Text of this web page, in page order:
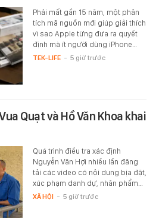
Phải mất gần 15 năm, một phân
tích mã nguồn mới giúp giải thích
vì sao Apple từng đưa ra quyết
định mà ít người dùng iPhone…
TEK-LIFE - 5 giờ trước
Quạt và Hồ Văn Khoa khai
Quá trình điều tra xác định
Nguyễn Văn Hợi nhiều lần đăng
tải các video có nội dung bịa đặt,
xúc phạm danh dự, nhân phẩm…
XÃ HỘI - 5 giờ trước